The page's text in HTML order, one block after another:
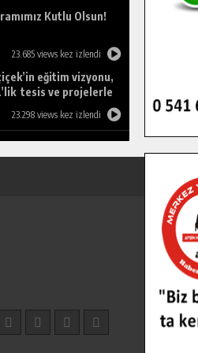
Kutlu Olsun!
23.685 views kez izlendi
eğitim vizyonu,
tesis ve projelerle
23.298 views kez izlendi